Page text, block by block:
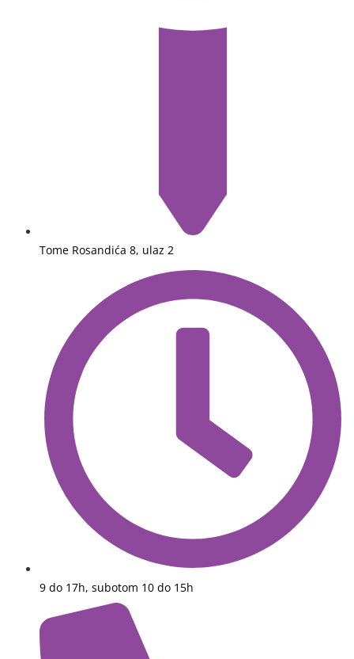
Tome Rosandića 8, ulaz 2
9 do 17h, subotom 10 do 15h